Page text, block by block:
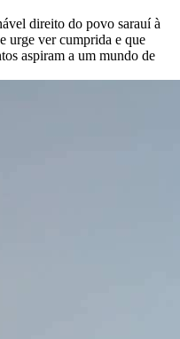
direito do povo sarauí à
urge ver cumprida e que
aspiram a um mundo de